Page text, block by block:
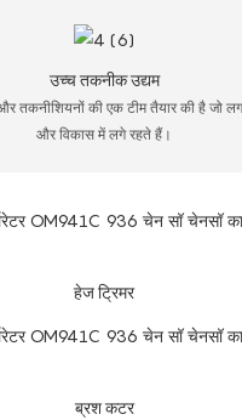
उच्च तकनीक उद्यम
और तकनीशियनों की एक टीम तैयार की है जो
और विकास में लगे रहते हैं।
हेज ट्रिमर
ब्रश कटर